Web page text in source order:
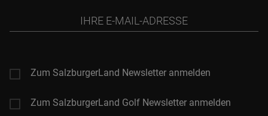
Mail-
Zum SalzburgerLand Newsletter anmelden
Zum SalzburgerLand Golf Newsletter anmelden